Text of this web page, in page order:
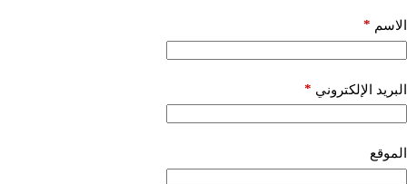
الاسم *
البريد الإلكتروني *
الموقع